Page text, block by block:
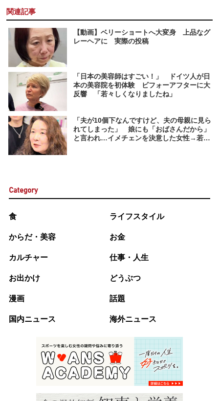
関連記事
【動画】ベリーショートへ大変身 上品なグ
レーヘアに 実際の投稿
「日本の美容師はすごい！」 ドイツ人が日
本の美容院を初体験 ビフォーアフターに大
反響 「若々しくなりましたね」
「夫が10個下なんですけど、夫の母親に見ら
れてしまった」 娘にも「おばさんだから」
と言われ…イメチェンを決意した女性→若見
Category
食 ライフスタイル
からだ・美容 お金
カルチャー 仕事・人生
お出かけ どうぶつ
漫画 話題
国内ニュース 海外ニュース